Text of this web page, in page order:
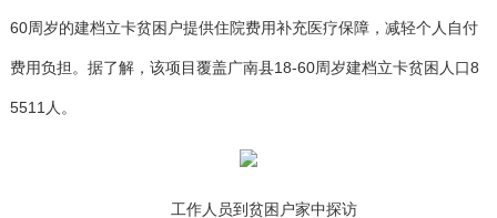
60周岁的建档立卡贫困户提供住院费用补充医疗保障，减轻个人自付
费用负担。据了解，该项目覆盖广南县18-60周岁建档立卡贫困人口8
5511人。
工作人员到贫困户家中探访